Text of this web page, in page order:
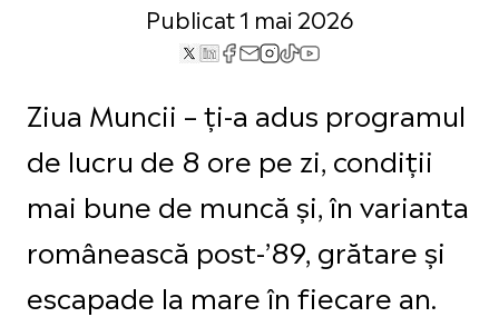
Publicat 1 mai 2026
Ziua Muncii – ți-a adus programul
de lucru de 8 ore pe zi, condiții
mai bune de muncă și, în varianta
românească post-’89, grătare și
escapade la mare în fiecare an.